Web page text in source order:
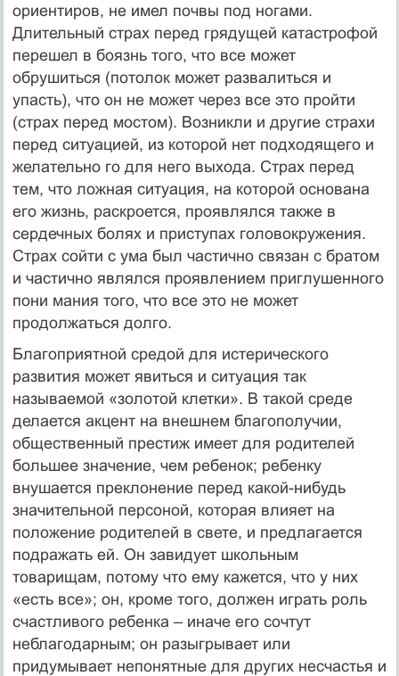
ориентиров, не имел почвы под ногами.
Длительный страх перед грядущей катастрофой
перешел в боязнь того, что все может
обрушиться (потолок может развалиться и
упасть), что он не может через все это пройти
(страх перед мостом). Возникли и другие страхи
перед ситуацией, из которой нет подходящего и
желательно го для него выхода. Страх перед
тем, что ложная ситуация, на которой основана
его жизнь, раскроется, проявлялся также в
сердечных болях и приступах головокружения.
Страх сойти с ума был частично связан с братом
и частично являлся проявлением приглушенного
пони мания того, что все это не может
продолжаться долго.
Благоприятной средой для истерического
развития может явиться и ситуация так
называемой «золотой клетки». В такой среде
делается акцент на внешнем благополучии,
общественный престиж имеет для родителей
большее значение, чем ребенок; ребенку
внушается преклонение перед какой-нибудь
значительной персоной, которая влияет на
положение родителей в свете, и предлагается
подражать ей. Он завидует школьным
товарищам, потому что ему кажется, что у них
«есть все»; он, кроме того, должен играть роль
счастливого ребенка – иначе его сочтут
неблагодарным; он разыгрывает или
придумывает непонятные для других несчастья и